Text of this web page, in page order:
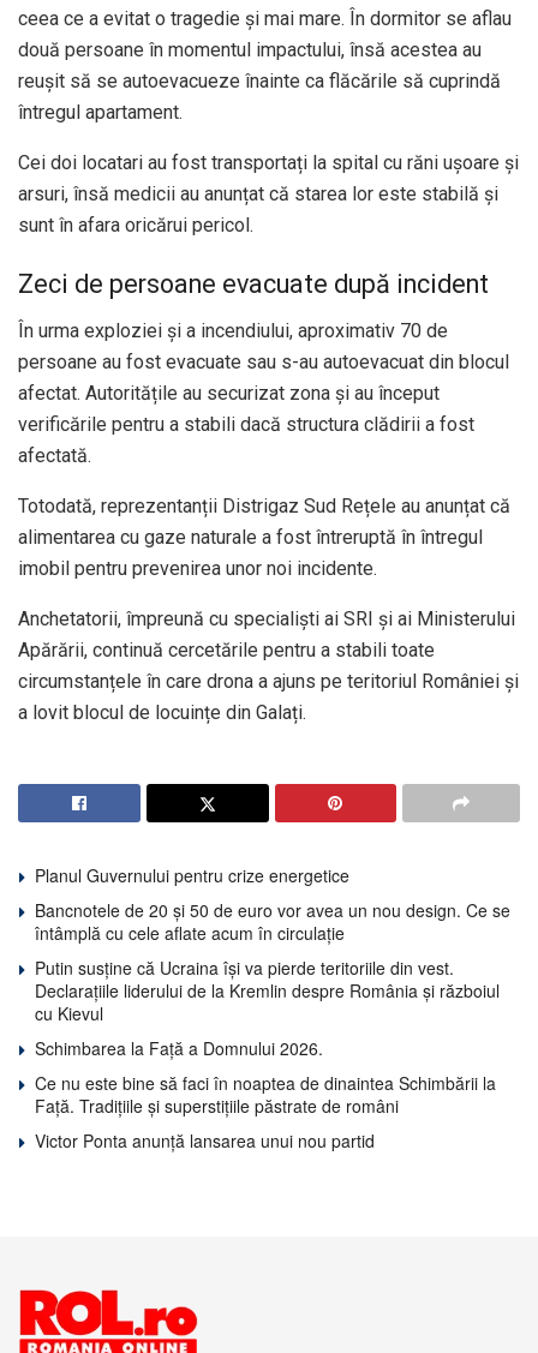
ceea ce a evitat o tragedie și mai mare. În dormitor se aflau
două persoane în momentul impactului, însă acestea au
reușit să se autoevacueze înainte ca flăcările să cuprindă
întregul apartament.
Cei doi locatari au fost transportați la spital cu răni ușoare și
arsuri, însă medicii au anunțat că starea lor este stabilă și
sunt în afara oricărui pericol.
Zeci de persoane evacuate după incident
În urma exploziei și a incendiului, aproximativ 70 de
persoane au fost evacuate sau s-au autoevacuat din blocul
afectat. Autoritățile au securizat zona și au început
verificările pentru a stabili dacă structura clădirii a fost
afectată.
Totodată, reprezentanții Distrigaz Sud Rețele au anunțat că
alimentarea cu gaze naturale a fost întreruptă în întregul
imobil pentru prevenirea unor noi incidente.
Anchetatorii, împreună cu specialiști ai SRI și ai Ministerului
Apărării, continuă cercetările pentru a stabili toate
circumstanțele în care drona a ajuns pe teritoriul României și
a lovit blocul de locuințe din Galați.
Planul Guvernului pentru crize energetice
Bancnotele de 20 și 50 de euro vor avea un nou design. Ce se
întâmplă cu cele aflate acum în circulație
Putin susține că Ucraina își va pierde teritoriile din vest.
Declarațiile liderului de la Kremlin despre România și războiul
cu Kievul
Schimbarea la Față a Domnului 2026.
Ce nu este bine să faci în noaptea de dinaintea Schimbării la
Față. Tradițiile și superstițiile păstrate de români
Victor Ponta anunță lansarea unui nou partid